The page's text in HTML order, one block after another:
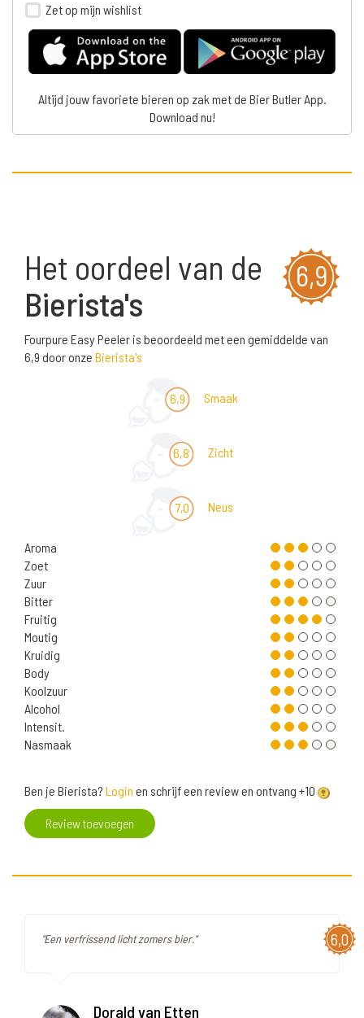
Zet op mijn wishlist
Altijd jouw favoriete bieren op zak met de Bier Butler App.
Download nu!
6,9
Het oordeel van de
Bierista's
Fourpure Easy Peeler is beoordeeld met een gemiddelde van
6,9 door onze Bierista's
6,9 Smaak
6,8 Zicht
7,0 Neus
Aroma
Zoet
Zuur
Bitter
Fruitig
Moutig
Kruidig
Body
Koolzuur
Alcohol
Intensit.
Nasmaak
Ben je Bierista? Login en schrijf een review en ontvang +10
Review toevoegen
6,0
"Een verfrissend licht zomers bier."
Dorald van Etten